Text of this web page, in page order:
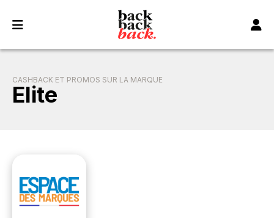
CASHBACK ET PROMOS SUR LA MARQUE
Elite